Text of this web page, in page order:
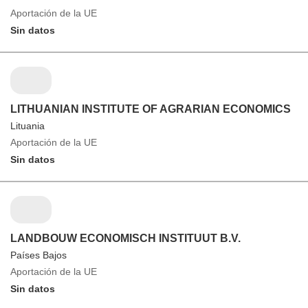
Aportación de la UE
Sin datos
LITHUANIAN INSTITUTE OF AGRARIAN ECONOMICS
Lituania
Aportación de la UE
Sin datos
LANDBOUW ECONOMISCH INSTITUUT B.V.
Países Bajos
Aportación de la UE
Sin datos